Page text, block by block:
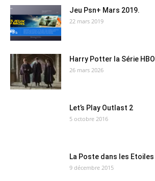
Jeu Psn+ Mars 2019.
22 mars 2019
Harry Potter la Série HBO
26 mars 2026
Let’s Play Outlast 2
5 octobre 2016
La Poste dans les Etoiles
9 décembre 2015